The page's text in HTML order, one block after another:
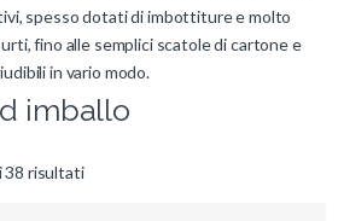
spesso dotati di imbottiture e molto
fino alle semplici scatole di cartone e
in vario modo.
imballo
38 risultati